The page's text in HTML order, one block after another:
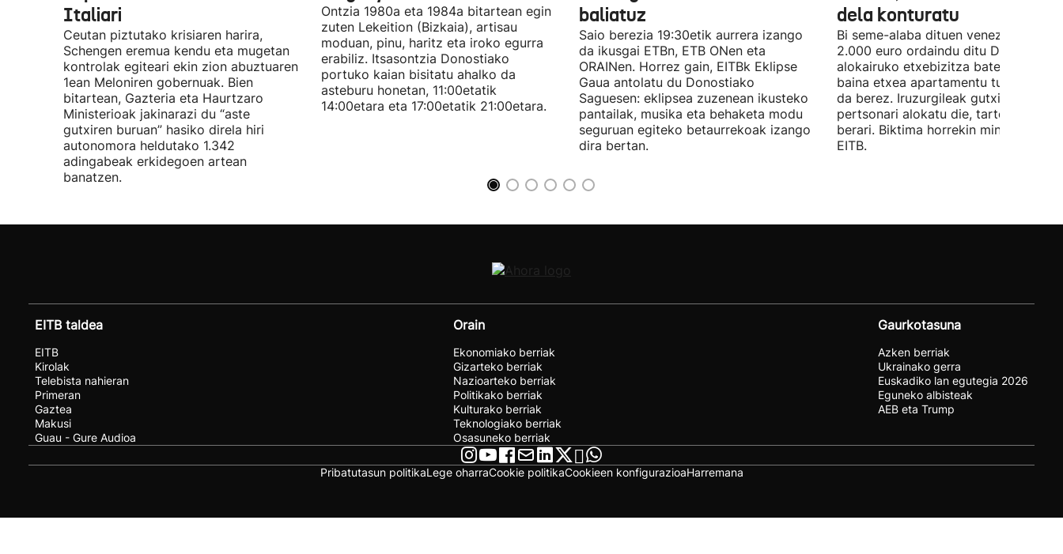
Italiari
Ceutan piztutako krisiaren harira,
Schengen eremua kendu eta mugetan
kontrolak egiteari ekin zion abuztuaren
1ean Meloniren gobernuak. Bien
bitartean, Gazteria eta Haurtzaro
Ministerioak jakinarazi du “aste
gutxiren buruan” hasiko direla hiri
autonomora heldutako 1.342
adingabeak erkidegoen artean
banatzen.
Ontzia 1980a eta 1984a bitartean egin
zuten Lekeition (Bizkaia), artisau
moduan, pinu, haritz eta iroko egurra
erabiliz. Itsasontzia Donostiako
portuko kaian bisitatu ahalko da
asteburu honetan, 11:00etatik
14:00etara eta 17:00etatik 21:00etara.
baliatuz
Saio berezia 19:30etik aurrera izango
da ikusgai ETBn, ETB ONen eta
ORAINen. Horrez gain, EITBk Eklipse
Gaua antolatu du Donostiako
Saguesen: eklipsea zuzenean ikusteko
pantailak, musika eta behaketa modu
seguruan egiteko betaurrekoak izango
dira bertan.
dela konturatu
Bi seme-alaba dituen venezuelar
2.000 euro ordaindu ditu Deustun
alokairuko etxebizitza batengatik,
baina etxea apartamentu turistiko bat
da berez. Iruzurgileak gutxienez 10
pertsonari alokatu die, tartean Luciari
berari. Biktima horrekin mintzatu da
EITB.
EITB taldea
EITB
Kirolak
Telebista nahieran
Primeran
Gaztea
Makusi
Guau - Gure Audioa
Orain
Ekonomiako berriak
Gizarteko berriak
Nazioarteko berriak
Politikako berriak
Kulturako berriak
Teknologiako berriak
Osasuneko berriak
Gaurkotasuna
Azken berriak
Ukrainako gerra
Euskadiko lan egutegia 2026
Eguneko albisteak
AEB eta Trump
Pribatutasun politikaLege oharraCookie politikaCookieen konfigurazioaHarremana